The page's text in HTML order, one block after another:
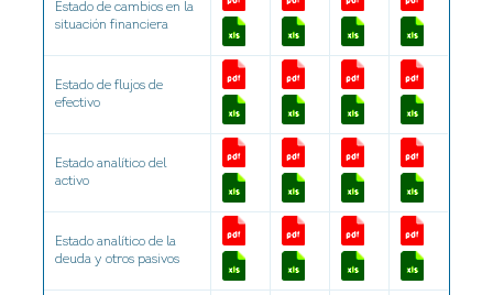
Estado de cambios en la
situación financiera
Estado de flujos de
efectivo
Estado analítico del
activo
Estado analítico de la
deuda y otros pasivos